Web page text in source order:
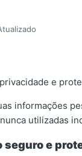
e
informações
utilizadas
e